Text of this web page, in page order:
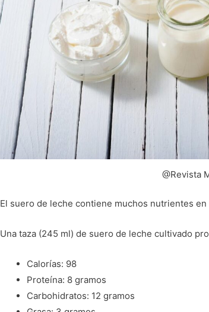
@Revista
El suero de leche contiene muchos nutrientes
Una taza (245 ml) de suero de leche cultivado
Calorías: 98
Proteína: 8 gramos
Carbohidratos: 12 gramos